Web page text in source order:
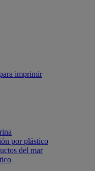
imprimir
por plástico
del mar